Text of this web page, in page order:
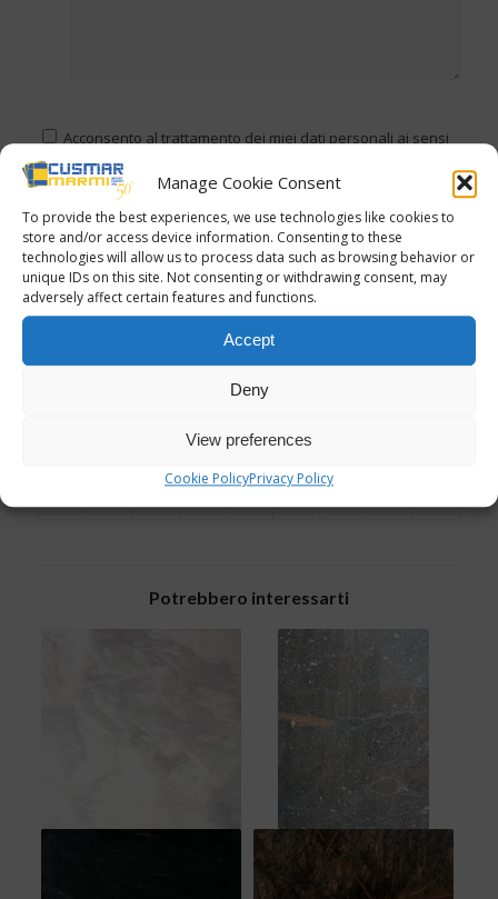
Manage Cookie Consent
To provide the best experiences, we use technologies like cookies to
store and/or access device information. Consenting to these
technologies will allow us to process data such as browsing behavior or
unique IDs on this site. Not consenting or withdrawing consent, may
adversely affect certain features and functions.
Accept
Deny
View preferences
Cookie PolicyPrivacy Policy
Acconsento al trattamento dei miei dati personali ai sensi
del regolamento (UE) n. 2016/679.*
(Privacy Policy)
Potrebbero interessarti